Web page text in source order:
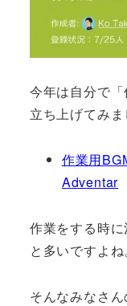
今年は自分で
立ち上げてみま
作業用
Adventar
作業をする時
と多いですよね
そんなみなさ